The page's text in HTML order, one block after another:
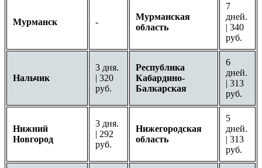
Мурманск -
Мурманская
область
7
дней.
| 340
руб.
Нальчик
3 дня.
| 320
руб.
Республика
Кабардино-
Балкарская
6
дней.
| 313
руб.
Нижний
Новгород
3 дня.
| 292
руб.
Нижегородская
область
5
дней.
| 313
руб.